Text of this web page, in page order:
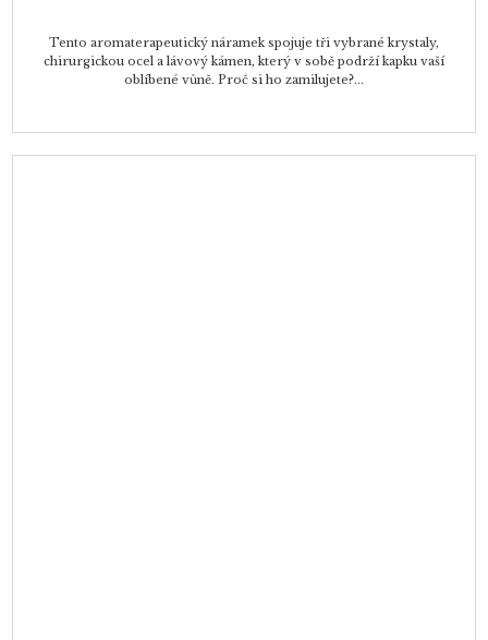
Tento aromaterapeutický náramek spojuje tři vybrané krystaly,
chirurgickou ocel a lávový kámen, který v sobě podrží kapku vaší
oblíbené vůně. Proč si ho zamilujete?...